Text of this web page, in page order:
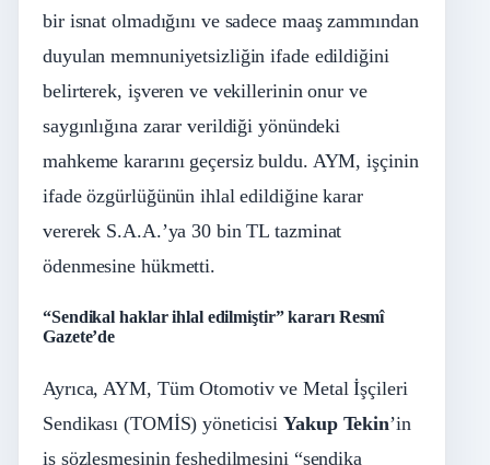
bir isnat olmadığını ve sadece maaş zammından
duyulan memnuniyetsizliğin ifade edildiğini
belirterek, işveren ve vekillerinin onur ve
saygınlığına zarar verildiği yönündeki
mahkeme kararını geçersiz buldu. AYM, işçinin
ifade özgürlüğünün ihlal edildiğine karar
vererek S.A.A.’ya 30 bin TL tazminat
ödenmesine hükmetti.
“Sendikal haklar ihlal edilmiştir” kararı Resmî
Gazete’de
Ayrıca, AYM, Tüm Otomotiv ve Metal İşçileri
Sendikası (TOMİS) yöneticisiYakup Tekin’in
iş sözleşmesinin feshedilmesini “sendika